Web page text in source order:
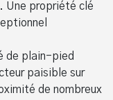
Une propriété clé
de plain-pied
paisible sur
de nombreux